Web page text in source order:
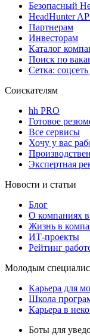
Безопасный
HeadHunter
Партнерам
Инвесторам
Каталог
Поиск по
Сетка:
Соискателям
hh PRO
Готовое
Все сервисы
Хочу у вас
Экспертная
Новости и статьи
Блог
О компаниях
Жизнь в
ИТ-проекты
Рейтинг
Молодым
Карьера для
Школа
Карьера в
Боты для